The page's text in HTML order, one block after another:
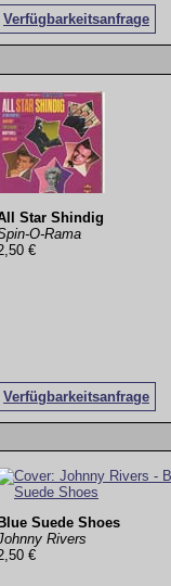
Verfügbarkeitsanfrage
Star Shindig
O-Rama
€
Verfügbarkeitsanfrage
Blue Suede Shoes
Rivers
€